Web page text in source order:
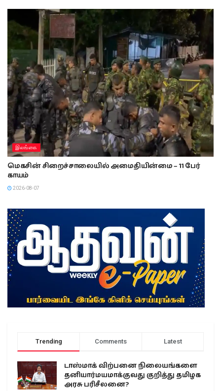
இலங்கை
மெகசின் சிறைச்சாலையில் அமைதியின்மை – 11 பேர்
காயம்
2026-08-07
Trending Comments Latest
டாஸ்மாக் விற்பனை நிலையங்களை
தனியார்மயமாக்குவது குறித்து தமிழக
அரசு பரிசீலனை?